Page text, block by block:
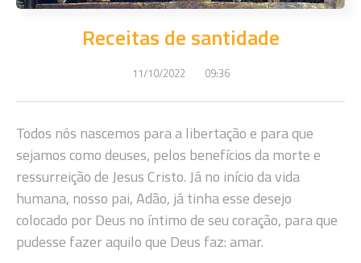
Receitas de santidade
11/10/2022 09:36
Todos nós nascemos para a libertação e para que
sejamos como deuses, pelos benefícios da morte e
ressurreição de Jesus Cristo. Já no início da vida
humana, nosso pai, Adão, já tinha esse desejo
colocado por Deus no íntimo de seu coração, para que
pudesse fazer aquilo que Deus faz: amar.